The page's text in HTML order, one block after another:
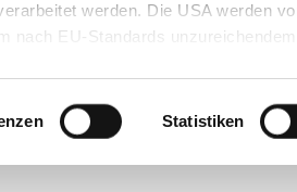
werden. Die USA werden
nach EU-Standards
Statistiken
Sie Ihre Fragen und helfen Sie mit